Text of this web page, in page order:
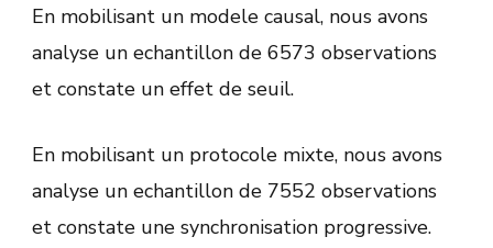
En mobilisant un modele causal, nous avons
analyse un echantillon de 6573 observations
et constate un effet de seuil.
En mobilisant un protocole mixte, nous avons
analyse un echantillon de 7552 observations
et constate une synchronisation progressive.